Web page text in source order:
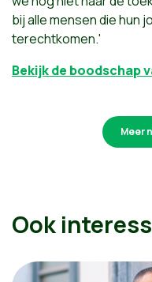
bij alle mensen die hun
terechtkomen.'
Bekijk de boodschap
Meer
Ook